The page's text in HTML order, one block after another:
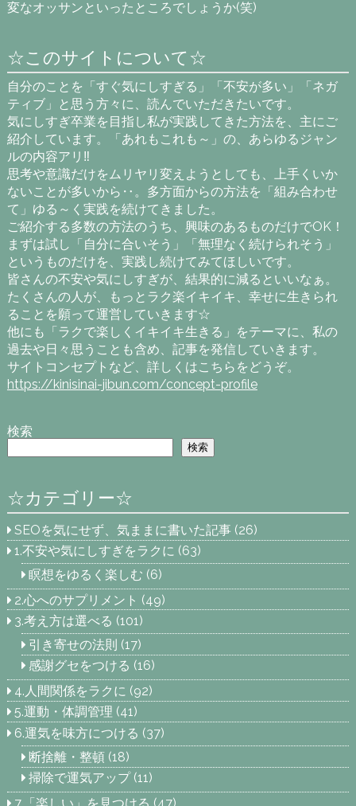
変なオッサンといったところでしょうか(笑)
☆このサイトについて☆
自分のことを「すぐ気にしすぎる」「不安が多い」「ネガ
ティブ」と思う方々に、読んでいただきたいです。
気にしすぎ卒業を目指し私が実践してきた方法を、主にご
紹介しています。「あれもこれも～」の、あらゆるジャン
ルの内容アリ‼
思考や意識だけをムリヤリ変えようとしても、上手くいか
ないことが多いから‥。多方面からの方法を「組み合わせ
て」ゆる～く実践を続けてきました。
ご紹介する多数の方法のうち、興味のあるものだけでOK！
まずは試し「自分に合いそう」「無理なく続けられそう」
というものだけを、実践し続けてみてほしいです。
皆さんの不安や気にしすぎが、結果的に減るといいなぁ。
たくさんの人が、もっとラク楽イキイキ、幸せに生きられ
ることを願って運営していきます☆
他にも「ラクで楽しくイキイキ生きる」をテーマに、私の
過去や日々思うことも含め、記事を発信していきます。
サイトコンセプトなど、詳しくはこちらをどうぞ。
https://kinisinai-jibun.com/concept-profile
検索
検索
☆カテゴリー☆
SEOを気にせず、気ままに書いた記事 (26)
1.不安や気にしすぎをラクに (63)
瞑想をゆるく楽しむ (6)
2.心へのサプリメント (49)
3.考え方は選べる (101)
引き寄せの法則 (17)
感謝グセをつける (16)
4.人間関係をラクに (92)
5.運動・体調管理 (41)
6.運気を味方につける (37)
断捨離・整頓(18)
掃除で運気アップ(11)